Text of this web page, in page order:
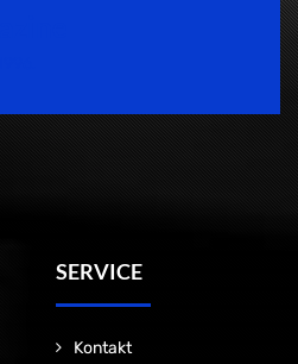
SERVICE
Kontakt